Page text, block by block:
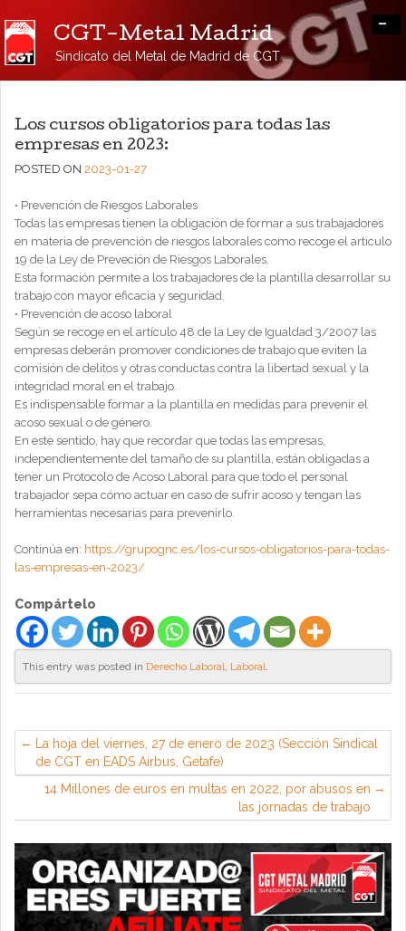
CGT-Metal Madrid
Sindicato del Metal de Madrid de CGT
-
Los cursos obligatorios para todas las
empresas en 2023:
POSTED ON 2023-01-27
• Prevención de Riesgos Laborales
Todas las empresas tienen la obligación de formar a sus trabajadores
en materia de prevención de riesgos laborales como recoge el articulo
19 de la Ley de Preveción de Riesgos Laborales.
Esta formación permite a los trabajadores de la plantilla desarrollar su
trabajo con mayor eficacia y seguridad.
• Prevención de acoso laboral
Según se recoge en el artículo 48 de la Ley de Igualdad 3/2007 las
empresas deberán promover condiciones de trabajo que eviten la
comisión de delitos y otras conductas contra la libertad sexual y la
integridad moral en el trabajo.
Es indispensable formar a la plantilla en medidas para prevenir el
acoso sexual o de género.
En este sentido, hay que recordar que todas las empresas,
independientemente del tamaño de su plantilla, están obligadas a
tener un Protocolo de Acoso Laboral para que todo el personal
trabajador sepa cómo actuar en caso de sufrir acoso y tengan las
herramientas necesarias para prevenirlo.
Continúa en: https://grupognc.es/los-cursos-obligatorios-para-todas-
las-empresas-en-2023/
Compártelo
This entry was posted in Derecho Laboral, Laboral.
La hoja del viernes, 27 de enero de 2023 (Sección Sindical
de CGT en EADS Airbus, Getafe)
14 Millones de euros en multas en 2022, por abusos en
las jornadas de trabajo